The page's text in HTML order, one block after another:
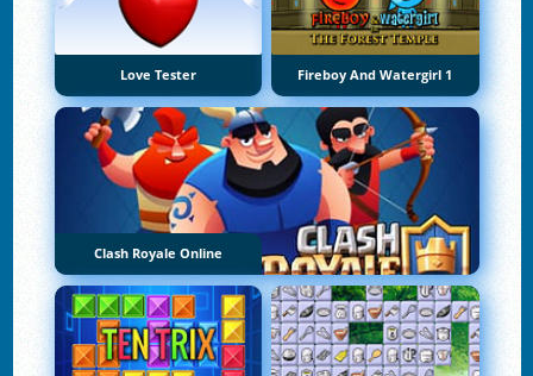
Love Tester Fireboy And Watergirl 1
Clash Royale Online